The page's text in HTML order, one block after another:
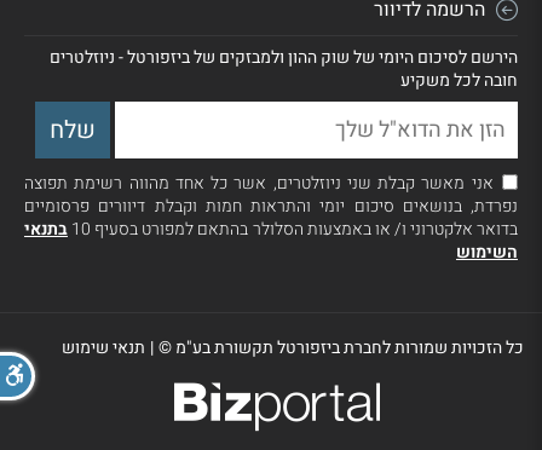
הרשמה לדיוור
הירשם לסיכום היומי של שוק ההון ולמבזקים של ביזפורטל - ניוזלטרים
חובה לכל משקיע
אני מאשר קבלת שני ניוזלטרים, אשר כל אחד מהווה רשימת תפוצה
נפרדת, בנושאים סיכום יומי והתראות חמות וקבלת דיוורים פרסומיים
בדואר אלקטרוני ו/ או באמצעות הסלולר בהתאם למפורט בסעיף 10
בתנאי
השימוש
כל הזכויות שמורות לחברת ביזפורטל תקשורת בע"מ ©| תנאי שימוש